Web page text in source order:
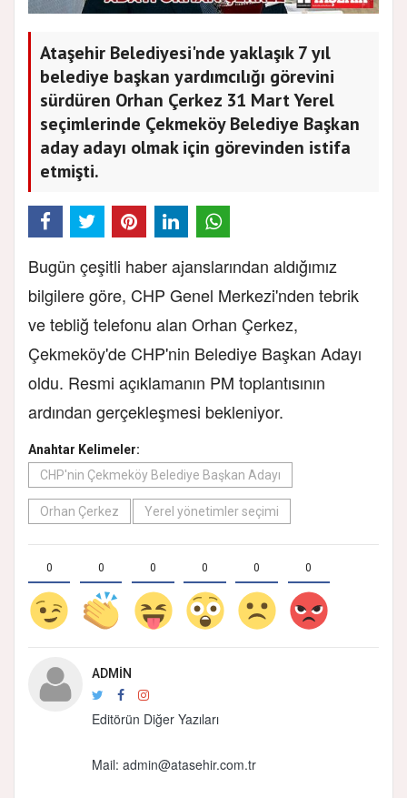
Ataşehir Belediyesi'nde yaklaşık 7 yıl
belediye başkan yardımcılığı görevini
sürdüren Orhan Çerkez 31 Mart Yerel
seçimlerinde Çekmeköy Belediye Başkan
aday adayı olmak için görevinden istifa
etmişti.
Bugün çeşitli haber ajanslarından aldığımız
bilgilere göre, CHP Genel Merkezi'nden tebrik
ve tebliğ telefonu alan Orhan Çerkez,
Çekmeköy'de CHP'nin Belediye Başkan Adayı
oldu. Resmi açıklamanın PM toplantısının
ardından gerçekleşmesi bekleniyor.
Anahtar Kelimeler:
CHP'nin Çekmeköy Belediye Başkan Adayı
Orhan Çerkez Yerel yönetimler seçimi
0 0 0 0 0 0
ADMIN
Editörün Diğer Yazıları
Mail: admin@atasehir.com.tr